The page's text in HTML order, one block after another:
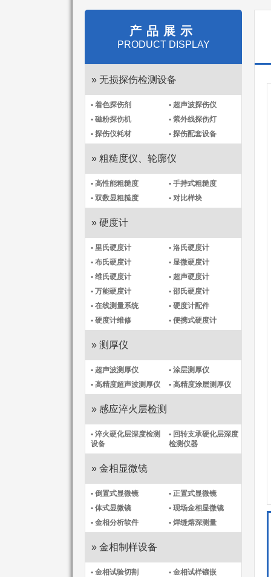
产品展示
PRODUCT DISPLAY
» 无损探伤检测设备
• 着色探伤剂
• 超声波探伤仪
• 磁粉探伤机
• 紫外线探伤灯
• 探伤仪耗材
• 探伤配套设备
» 粗糙度仪、轮廓仪
• 高性能粗糙度
• 手持式粗糙度
• 双数显粗糙度
• 对比样块
» 硬度计
• 里氏硬度计
• 洛氏硬度计
• 布氏硬度计
• 显微硬度计
• 维氏硬度计
• 超声硬度计
• 万能硬度计
• 邵氏硬度计
• 在线测量系统
• 硬度计配件
• 硬度计维修
• 便携式硬度计
» 测厚仪
• 超声波测厚仪
• 涂层测厚仪
• 高精度超声波测厚仪
• 高精度涂层测厚仪​
» 感应淬火层检测
• 淬火硬化层深度检测
设备
• 回转支承硬化层深度
检测仪器
» 金相显微镜
• 倒置式显微镜
• 正置式显微镜
• 体式显微镜
• 现场金相显微镜
• 金相分析软件
• 焊缝熔深测量
» 金相制样设备
• 金相试验切割
• 金相试样镶嵌